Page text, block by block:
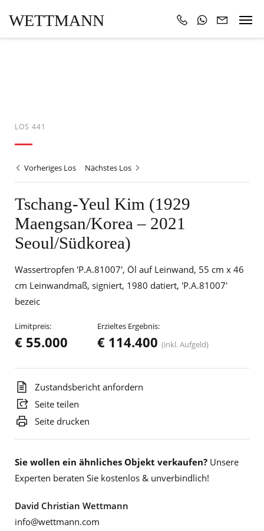
WETTMANN
LOS 441
Vorheriges Los Nächstes Los
Tschang-Yeul Kim (1929
Maengsan/Korea – 2021
Seoul/Südkorea)
Wassertropfen 'P.A.81007', Öl auf Leinwand, 55 cm x 46
cm Leinwandmaß, signiert, 1980 datiert, 'P.A.81007'
bezeic
Limitpreis:
€ 55.000
Erzieltes Ergebnis:
€ 114.400 (inkl. Aufgeld)
Zustandsbericht anfordern
Seite teilen
Seite drucken
Sie wollen ein ähnliches Objekt verkaufen? Unsere
Experten beraten Sie kostenlos & unverbindlich!
David Christian Wettmann
info@wettmann.com